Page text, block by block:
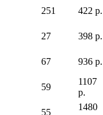
251 422 р.
27 398 р.
67 936 р.
59
1107
р.
55
1480